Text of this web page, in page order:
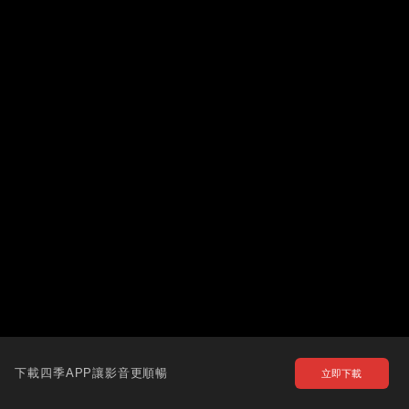
下載四季APP讓影音更順暢 立即下載